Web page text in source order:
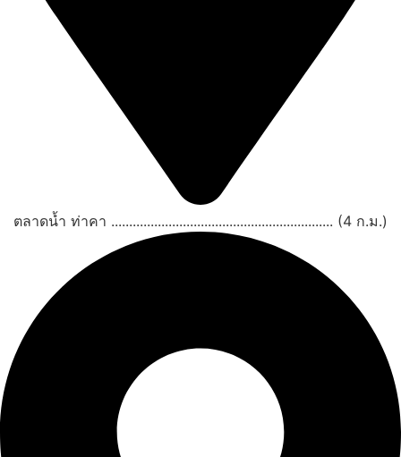
ตลาดน้ำ ท่าคา .............................................................. (4 ก.ม.)